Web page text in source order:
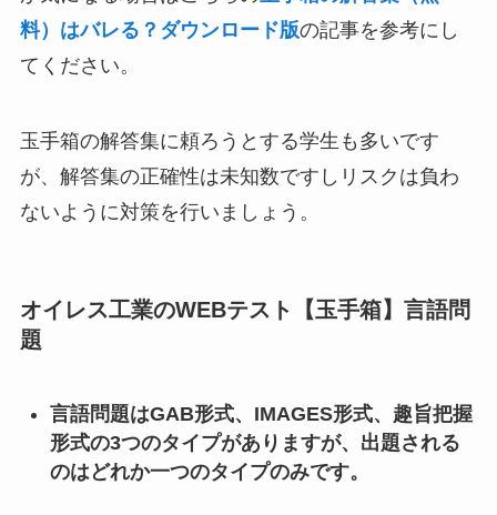
料）はバレる？ダウンロード版の記事を参考にし
てください。
玉手箱の解答集に頼ろうとする学生も多いです
が、解答集の正確性は未知数ですしリスクは負わ
ないように対策を行いましょう。
オイレス工業のWEBテスト【玉手箱】言語問
題
言語問題はGAB形式、IMAGES形式、趣旨把握
形式の3つのタイプがありますが、出題される
のはどれか一つのタイプのみです。